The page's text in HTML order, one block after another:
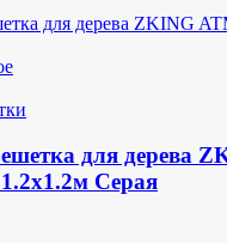
для дерева
Серая